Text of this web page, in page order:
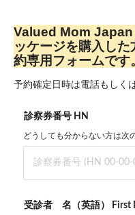
Valued Mom
ッケージを購入し
約専用フォームです
予約確定日時は電話もしく
診察券番号 HN
どうしても分からない方は次
受診者 名（英語） First